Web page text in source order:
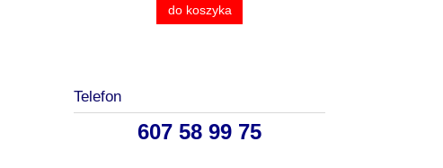
do koszyka
Telefon
607 58 99 75